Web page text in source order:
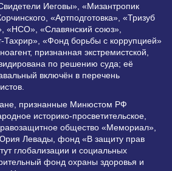
Иеговы», «Мизантропик
«Артподготовка», «Тризуб
«НСО», «Славянский союз»,
Тахрир», «Фонд борьбы с коррупцией»
признанная экстремистской,
по решению суда; её
включён в перечень
признанные Минюстом РФ
историко-просветительское,
общество «Мемориал»,
Левады, фонд «В защиту прав
глобализации и социальных
фонд охраны здоровья и